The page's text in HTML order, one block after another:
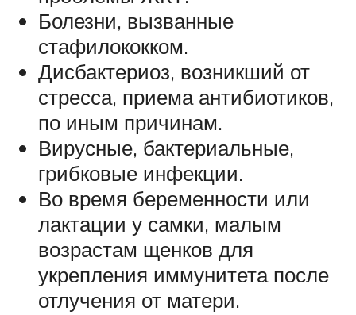
Болезни, вызванные
стафилококком.
Дисбактериоз, возникший от
стресса, приема антибиотиков,
по иным причинам.
Вирусные, бактериальные,
грибковые инфекции.
Во время беременности или
лактации у самки, малым
возрастам щенков для
укрепления иммунитета после
отлучения от матери.